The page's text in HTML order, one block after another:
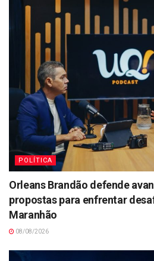
POLÍTICA
Orleans Brandão defende
propostas para enfrentar
Maranhão
08/08/2026